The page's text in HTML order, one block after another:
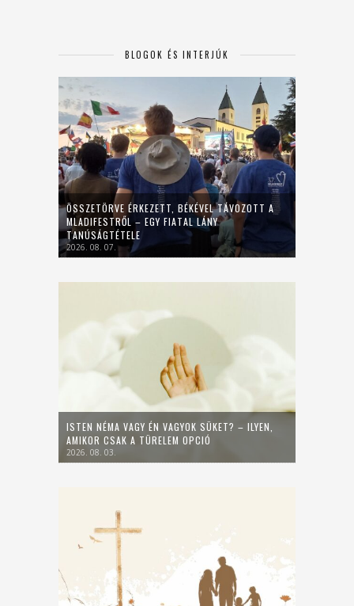
BLOGOK ÉS INTERJÚK
ÖSSZETÖRVE ÉRKEZETT, BÉKÉVEL TÁVOZOTT A
MLADIFESTRŐL – EGY FIATAL LÁNY
TANÚSÁGTÉTELE
2026. 08. 07.
ISTEN NÉMA VAGY ÉN VAGYOK SÜKET? – ILYEN,
AMIKOR CSAK A TÜRELEM OPCIÓ
2026. 08. 03.